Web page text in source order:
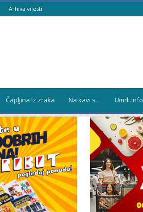
Arhiva vijesti
Čapljina iz zraka Na kavi s… Umrli.info